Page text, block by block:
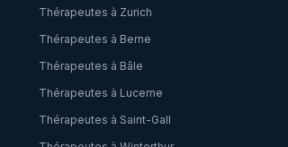
Thérapeutes à Zurich
Thérapeutes à Berne
Thérapeutes à Bâle
Thérapeutes à Lucerne
Thérapeutes à Saint-Gall